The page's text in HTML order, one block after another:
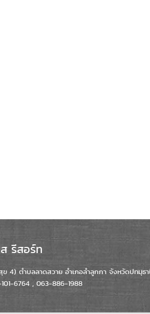
ส รีสอร์ท
ข 4) ตำบลลาดสวาย อำเภอลำลูกกา จังหวัดปทมุธ
6764 , 063-886-1988